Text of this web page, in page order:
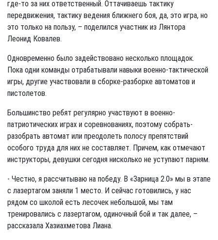
где-то за них ответственный. Оттачиваешь тактику
передвижения, тактику ведения ближнего боя, да, это игра, но
это только на пользу, – поделился участник из Лянтора
Леонид Ковалев.
Одновременно было задействовано несколько площадок.
Пока одни команды отрабатывали навыки военно-тактической
игры, другие участвовали в сборке-разборке автоматов и
пистолетов.
Большинство ребят регулярно участвуют в военно-
патриотических играх и соревнованиях, поэтому собрать-
разобрать автомат или преодолеть полосу препятствий
особого труда для них не составляет. Причем, как отмечают
инструкторы, девушки сегодня нисколько не уступают парням.
- Честно, я рассчитываю на победу. В «Зарница 2.0» мы в этапе
с лазертагом заняли 1 место. И сейчас готовились, у нас
рядом со школой есть лесочек небольшой, мы там
тренировались с лазертагом, одиночный бой и так далее, –
рассказала Хазиахметова Лиана.